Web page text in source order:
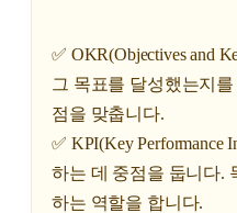
✅ OKR(Objectives and
그 목표를 달성했는지
점을 맞춥니다.
✅ KPI(Key
하는 데 중점을 둡니다.
하는 역할을 합니다.